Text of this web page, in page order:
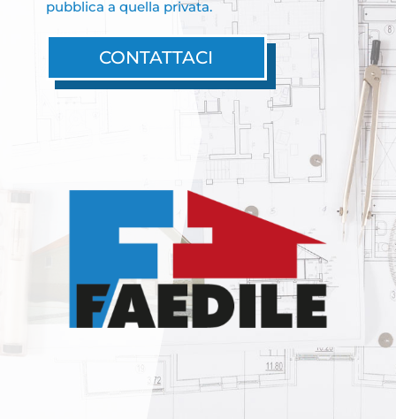
pubblica a quella privata.
CONTATTACI